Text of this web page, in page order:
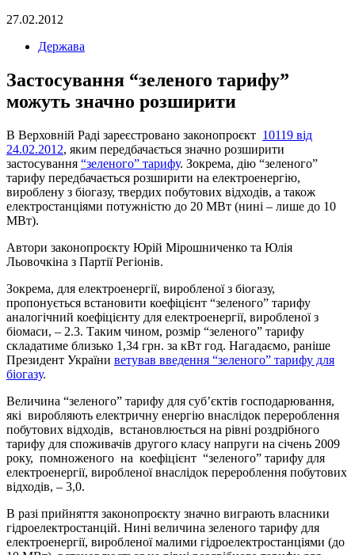
27.02.2012
Держава
Застосування “зеленого тарифу”
можуть значно розширити
В Верховній Раді зареєстровано законопроєкт 10119 від
24.02.2012, яким передбачається значно розширити
застосування “зеленого” тарифу. Зокрема, дію “зеленого”
тарифу передбачається розширити на електроенергію,
вироблену з біогазу, твердих побутових відходів, а також
електростанціями потужністю до 20 МВт (нині – лише до 10
МВт).
Автори законопроєкту Юрій Мірошниченко та Юлія
Льовочкіна з Партії Регіонів.
Зокрема, для електроенергії, виробленої з біогазу,
пропонується встановити коефіцієнт “зеленого” тарифу
аналогічний коефіцієнту для електроенергії, виробленої з
біомаси, – 2.3. Таким чином, розмір “зеленого” тарифу
складатиме близько 1,34 грн. за кВт год. Нагадаємо, раніше
Президент України ветував введення “зеленого” тарифу для
біогазу.
Величина “зеленого” тарифу для суб’єктів господарювання,
які виробляють електричну енергію внаслідок перероблення
побутових відходів, встановлюється на рівні роздрібного
тарифу для споживачів другого класу напруги на січень 2009
року, помноженого на коефіцієнт “зеленого” тарифу для
електроенергії, виробленої внаслідок перероблення побутових
відходів, – 3,0.
В разі прийняття законопроєкту значно виграють власники
гідроелектростанцій. Нині величина зеленого тарифу для
електроенергії, виробленої малими гідроелектростанціями (до